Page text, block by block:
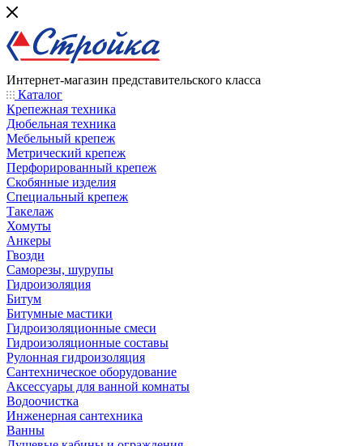
Интернет-магазин представительского класса
Каталог
Крепежная техника
Дюбельная техника
Мебельный крепеж
Метрический крепеж
Перфорированный крепеж
Скобянные изделия
Специальный крепеж
Такелаж
Хомуты
Анкеры
Гвозди
Саморезы, шурупы
Гидроизоляция
Битум
Битумные мастики
Гидроизоляционные смеси
Гидроизоляционные составы
Рулонная гидроизоляция
Сантехническое оборудование
Аксессуары для ванной комнаты
Водоочистка
Инженерная сантехника
Ванны